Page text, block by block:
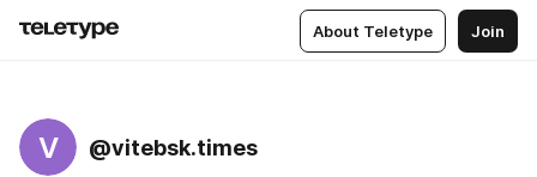
About Teletype Join
V @vitebsk.times